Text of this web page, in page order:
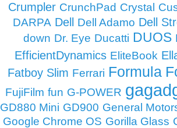
Crumpler CrunchPad Crystal
DARPA Dell Dell Adamo Dell
down Dr. Eye Ducatti DUOS
EfficientDynamics EliteBook
Fatboy Slim Ferrari Formula
FujiFilm fun G-POWER
GD880 Mini GD900 General
Google Chrome OS Gorilla Glass